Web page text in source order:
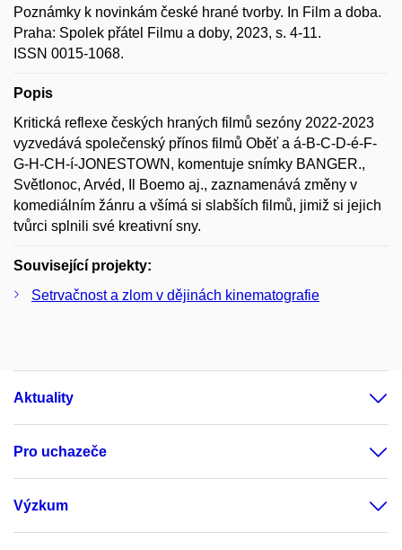
Poznámky k novinkám české hrané tvorby. In Film a doba.
Praha: Spolek přátel Filmu a doby, 2023, s. 4-11.
ISSN 0015-1068.
Popis
Kritická reflexe českých hraných filmů sezóny 2022-2023
vyzvedává společenský přínos filmů Oběť a á-B-C-D-é-F-
G-H-CH-í-JONESTOWN, komentuje snímky BANGER.,
Světlonoc, Arvéd, Il Boemo aj., zaznamenává změny v
komediálním žánru a všímá si slabších filmů, jimiž si jejich
tvůrci splnili své kreativní sny.
Související projekty:
Setrvačnost a zlom v dějinách kinematografie
Aktuality
Pro uchazeče
Výzkum